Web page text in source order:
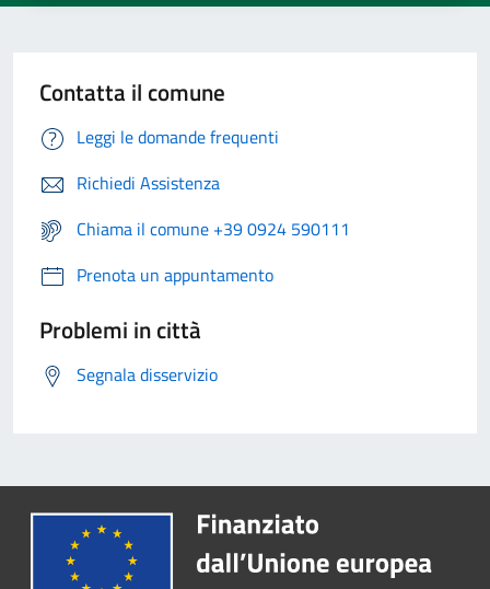
Contatta il comune
Leggi le domande frequenti
Richiedi Assistenza
Chiama il comune +39 0924 590111
Prenota un appuntamento
Problemi in città
Segnala disservizio